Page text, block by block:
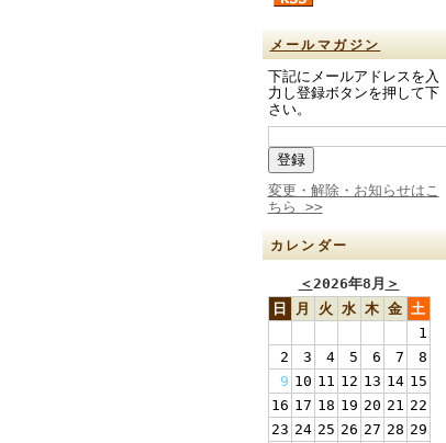
メールマガジン
下記にメールアドレスを入
力し登録ボタンを押して下
さい。
変更・解除・お知らせはこ
ちら >>
カレンダー
＜2026年8月 ＞
日
月 火 水 木 金 土
1
2
3 4 5 6 7
8
9 10 11 12 13 14 15
16 17 18 19 20 21 22
23 24 25 26 27 28 29